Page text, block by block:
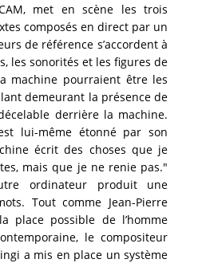
met en scène les trois
composés en direct par un
de référence s’accordent à
les sonorités et les figures de
machine pourraient être les
demeurant la présence de
derrière la machine.
lui-même étonné par son
écrit des choses que je
mais que je ne renie pas."
ordinateur produit une
Tout comme Jean-Pierre
place possible de l’homme
le compositeur
a mis en place un système